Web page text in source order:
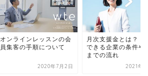
オンラインレッスンの会
員集客の手順について
2020年7月2日
月次支援金とは？
できる企業の条件や
までの流れ
2021年6